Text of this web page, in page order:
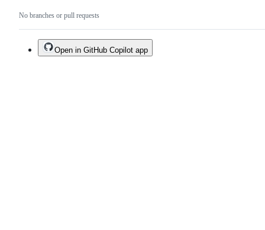
No branches or pull requests
Open in GitHub Copilot app